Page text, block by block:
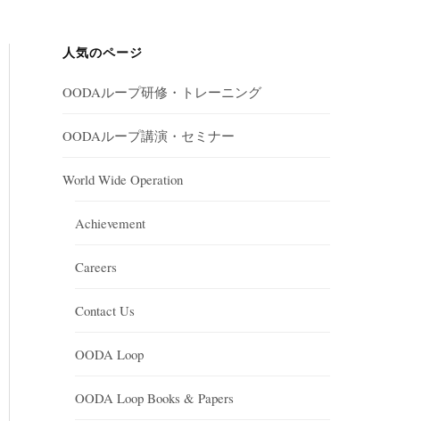
人気のページ
OODAループ研修・トレーニング
OODAループ講演・セミナー
World Wide Operation
Achievement
Careers
Contact Us
OODA Loop
OODA Loop Books & Papers